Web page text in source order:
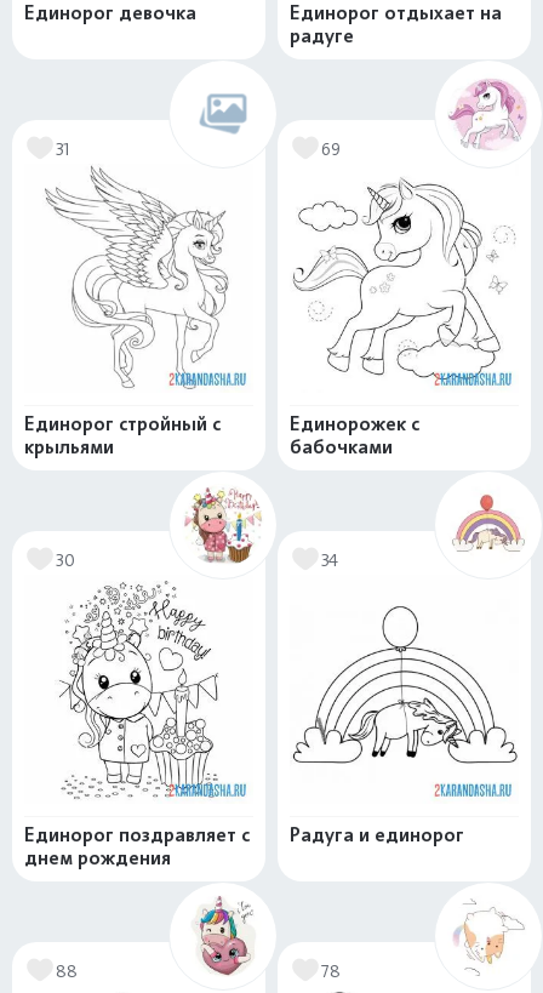
Единорог девочка
Единорог отдыхает на
радуге
31
Единорог стройный с
крыльями
69
Единорожек с
бабочками
30
Единорог поздравляет с
днем рождения
34
Радуга и единорог
88 78